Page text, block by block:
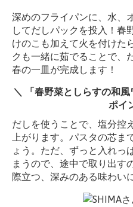
深めのフライパンに、水、
してだしパックを投入！春
けのこも加えて火を付けた
クも一緒に茹でることで、
春の一皿が完成します！
＼ 「春野菜としらすの和
ポイ
だしを使うことで、塩分控
上がります。パスタの芯ま
ょう。ただ、ずっと入れっ
まうので、途中で取り出す
際立つ、深みのある味わい